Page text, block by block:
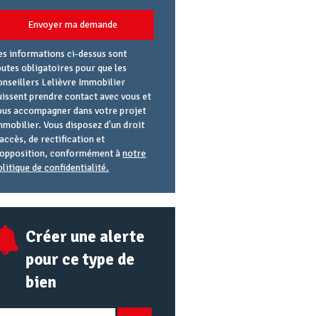
Envoyer ma demande
informations ci-dessus sont
obligatoires pour que les
Lelièvre Immobilier
prendre contact avec vous et
accompagner dans votre projet
Vous disposez d'un droit
de rectification et
conformément ànotre
de confidentialité.
Créer une alerte
pour ce type de
bien